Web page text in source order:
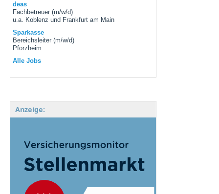
deas
Fachbetreuer (m/w/d)
u.a. Koblenz und Frankfurt am Main
Sparkasse
Bereichsleiter (m/w/d)
Pforzheim
Alle Jobs
Anzeige: